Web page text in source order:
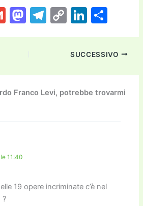
G
M
d
o
T
a
m
C
p
y
Li
n
Li
k
e
dI
n
n
di
vi
di
SUCCESSIVO
Franco Levi, potrebbe trovarmi
11:40
19 opere incriminate c’è nel
?